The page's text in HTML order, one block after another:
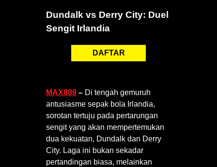
Dundalk vs Derry City: Duel
Sengit Irlandia
DAFTAR
MAX889 – Di tengah gemuruh
antusiasme sepak bola Irlandia,
sorotan tertuju pada pertarungan
sengit yang akan mempertemukan
dua kekuatan, Dundalk dan Derry
City. Laga ini bukan sekadar
pertandingan biasa, melainkan